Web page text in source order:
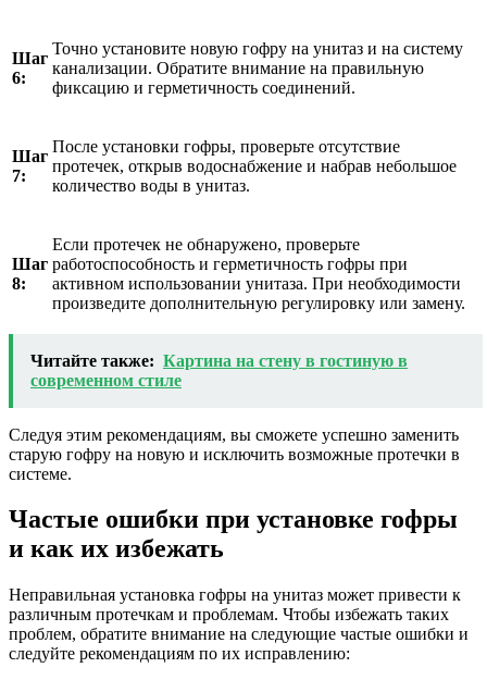
Шаг
6:
Точно установите новую гофру на унитаз и на систему
канализации. Обратите внимание на правильную
фиксацию и герметичность соединений.
Шаг
7:
После установки гофры, проверьте отсутствие
протечек, открыв водоснабжение и набрав небольшое
количество воды в унитаз.
Шаг
8:
Если протечек не обнаружено, проверьте
работоспособность и герметичность гофры при
активном использовании унитаза. При необходимости
произведите дополнительную регулировку или замену.
Читайте также: Картина на стену в гостиную в
современном стиле
Следуя этим рекомендациям, вы сможете успешно заменить
старую гофру на новую и исключить возможные протечки в
системе.
Частые ошибки при установке гофры
и как их избежать
Неправильная установка гофры на унитаз может привести к
различным протечкам и проблемам. Чтобы избежать таких
проблем, обратите внимание на следующие частые ошибки и
следуйте рекомендациям по их исправлению: